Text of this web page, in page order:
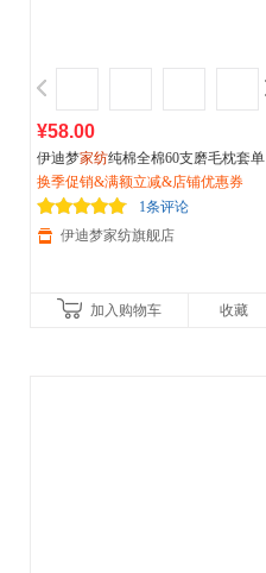
¥58.00
伊迪梦家纺纯棉全棉60支磨毛枕套单
件/一对装保暖加厚床上用品新疆棉LK
2313
换季促销&满额立减&店铺优惠券
1条评论
伊迪梦家纺旗舰店
加入购物车 收藏